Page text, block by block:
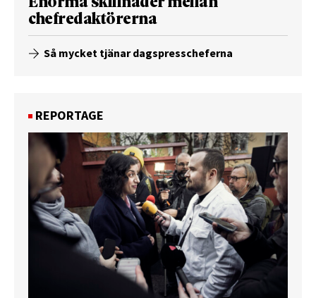
chefredaktörerna
Så mycket tjänar dagspresscheferna
REPORTAGE